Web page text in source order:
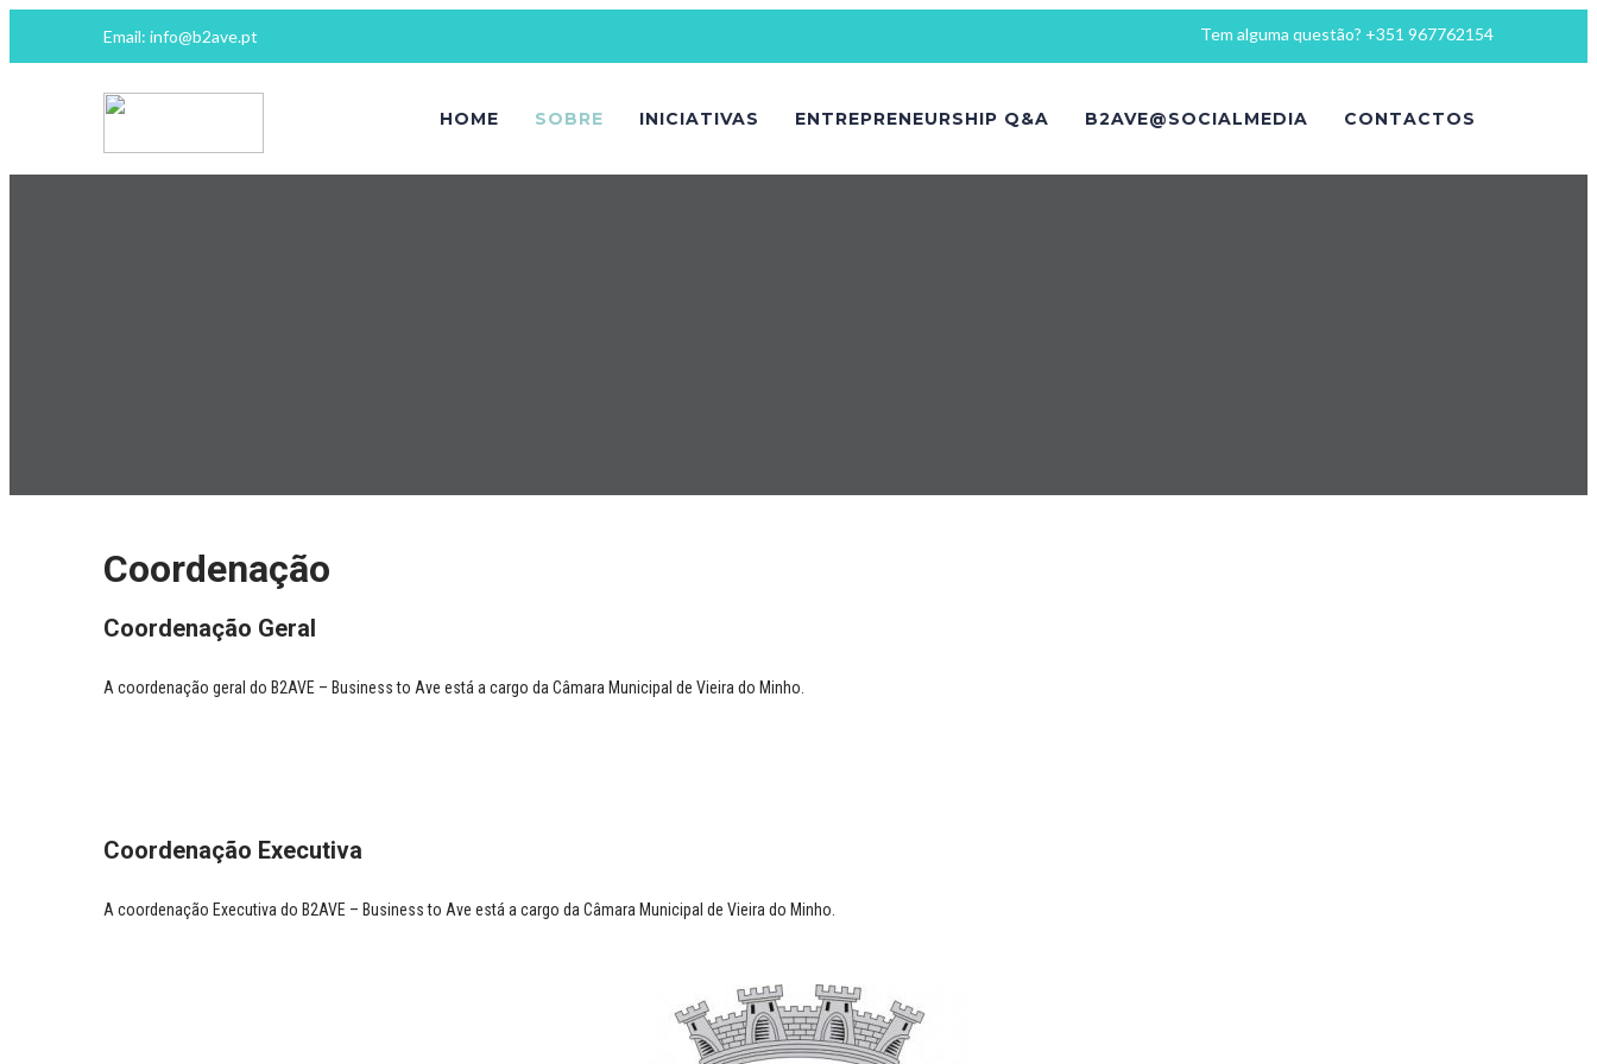
Email: info@b2ave.pt Tem alguma questão? +351 967762154
HOME SOBRE INICIATIVAS ENTREPRENEURSHIP Q&A B2AVE@SOCIALMEDIA CONTACTOS
Coordenação
Coordenação Geral
A coordenação geral do B2AVE – Business to Ave está a cargo da Câmara Municipal de Vieira do Minho.
Coordenação Executiva
A coordenação Executiva do B2AVE – Business to Ave está a cargo da Câmara Municipal de Vieira do Minho.